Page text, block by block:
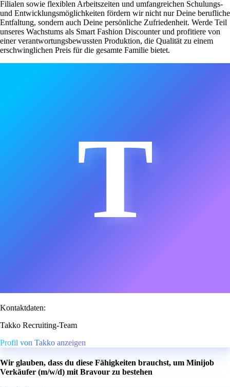
Filialen sowie flexiblen Arbeitszeiten und umfangreichen Schulungs-
und Entwicklungsmöglichkeiten fördern wir nicht nur Deine berufliche
Entfaltung, sondern auch Deine persönliche Zufriedenheit. Werde Teil
unseres Wachstums als Smart Fashion Discounter und profitiere von
einer verantwortungsbewussten Produktion, die Qualität zu einem
erschwinglichen Preis für die gesamte Familie bietet.
T
Kontaktdaten:
Takko Recruiting-Team
Profil von Takko anzeigen
Wir glauben, dass du diese Fähigkeiten brauchst, um Minijob
Verkäufer (m/w/d) mit Bravour zu bestehen